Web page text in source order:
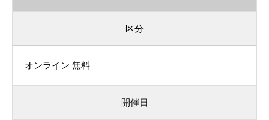
区分
オンライン 無料
開催日